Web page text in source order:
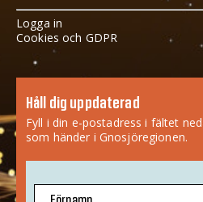
Logga in
Cookies och GDPR
Håll dig uppdaterad
Fyll i din e-postadress i fältet
som händer i Gnosjöregionen.